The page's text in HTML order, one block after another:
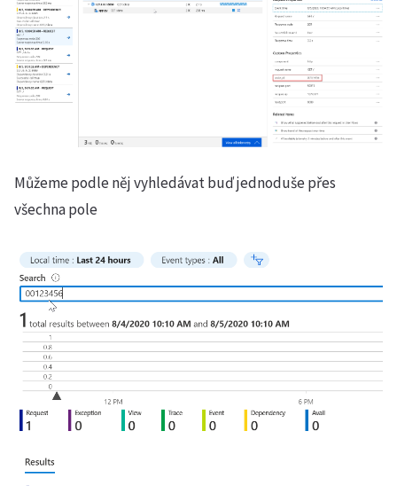
Můžeme podle něj vyhledávat buď jednoduše přes
všechna pole